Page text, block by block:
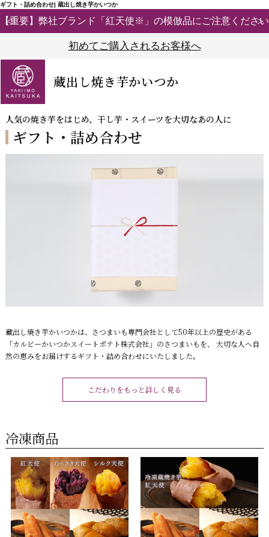
ギフト・詰め合わせ| 蔵出し焼き芋かいつか
【重要】弊社ブランド「紅天使※」の模倣品にご注意ください
初めてご購入されるお客様へ
蔵出し焼き芋かいつか
人気の焼き芋をはじめ、干し芋・スイーツを大切なあの人に
ギフト・詰め合わせ
蔵出し焼き芋かいつかは、さつまいも専門会社として50年以上の歴史がある
「カルビーかいつかスイートポテト株式会社」のさつまいもを、 大切な人へ自
然の恵みをお届けするギフト・詰め合わせにいたしました。
こだわりをもっと詳しく見る
冷凍商品